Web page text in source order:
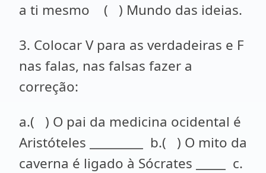
a ti mesmo ( ) Mundo das ideias.
3. Colocar V para as verdadeiras e F
nas falas, nas falsas fazer a
correção:
a.( ) O pai da medicina ocidental é
Aristóteles _________ b.( ) O mito da
caverna é ligado à Sócrates _____ c.